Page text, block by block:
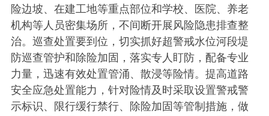
险边坡、在建工地等重点部位和学校、医院、养老
机构等人员密集场所，不间断开展风险隐患排查整
治。巡查处置要到位，切实抓好超警戒水位河段堤
防巡查管护和除险加固，落实专人盯防，配备专业
力量，迅速有效处置管涌、散浸等险情。提高道路
安全应急处置能力，针对险情及时采取设置警戒警
示标识、限行缓行禁行、除险加固等管制措施，做